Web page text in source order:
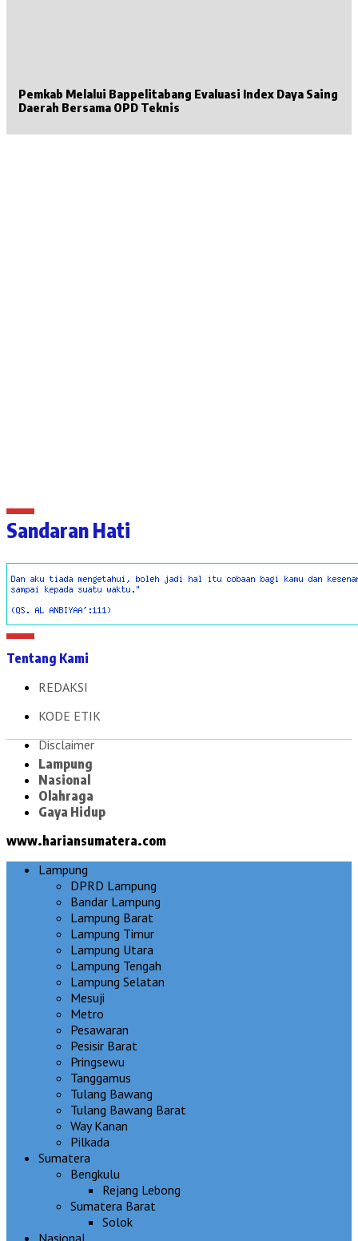
Pemkab Melalui Bappelitabang Evaluasi Index Daya Saing
Daerah Bersama OPD Teknis
Sandaran Hati
Tentang Kami
REDAKSI
KODE ETIK
Disclaimer
Lampung
Nasional
Olahraga
Gaya Hidup
www.hariansumatera.com
Lampung
DPRD Lampung
Bandar Lampung
Lampung Barat
Lampung Timur
Lampung Utara
Lampung Tengah
Lampung Selatan
Mesuji
Metro
Pesawaran
Pesisir Barat
Pringsewu
Tanggamus
Tulang Bawang
Tulang Bawang Barat
Way Kanan
Pilkada
Sumatera
Bengkulu
Rejang Lebong
Sumatera Barat
Solok
Nasional